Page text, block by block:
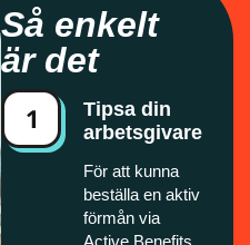
Så enkelt
är det
Tipsa din
arbetsgivare
För att kunna
beställa en aktiv
förmån via
Active Benefits